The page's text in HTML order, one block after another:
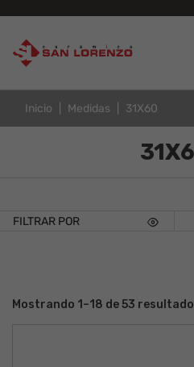
Inicio Medidas 31X60
FILTRAR POR
Mostrando 1–18 de 53